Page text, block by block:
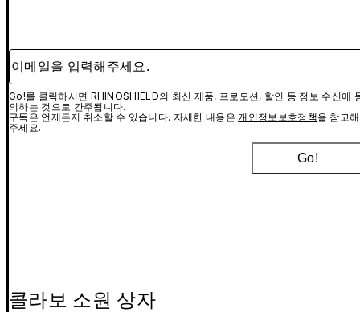
이메일을 입력해주세요.
Go!를 클릭하시면 RHINOSHIELD의 최신 제품, 프로모션, 할인 등 정보 수신에
의하는 것으로 간주됩니다.
구독은 언제든지 취소할 수 있습니다. 자세한 내용은 개인정보보호정책을 참고해
주세요.
Go!
콜라보 소원 상자